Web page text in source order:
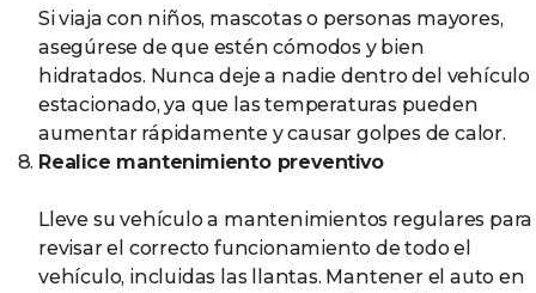
Si viaja con niños, mascotas o personas mayores,
asegúrese de que estén cómodos y bien
hidratados. Nunca deje a nadie dentro del vehículo
estacionado, ya que las temperaturas pueden
aumentar rápidamente y causar golpes de calor.
Realice mantenimiento preventivo
Lleve su vehículo a mantenimientos regulares para
revisar el correcto funcionamiento de todo el
vehículo, incluidas las llantas. Mantener el auto en